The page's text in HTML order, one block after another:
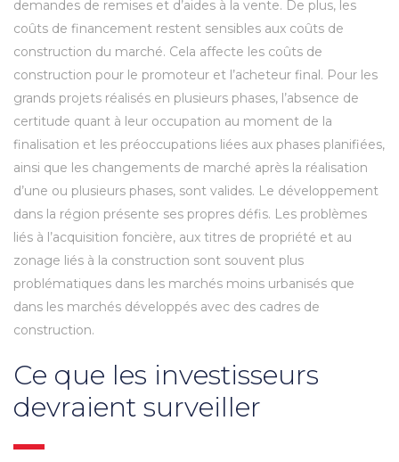
demandes de remises et d’aides à la vente. De plus, les
coûts de financement restent sensibles aux coûts de
construction du marché. Cela affecte les coûts de
construction pour le promoteur et l’acheteur final. Pour les
grands projets réalisés en plusieurs phases, l’absence de
certitude quant à leur occupation au moment de la
finalisation et les préoccupations liées aux phases planifiées,
ainsi que les changements de marché après la réalisation
d’une ou plusieurs phases, sont valides. Le développement
dans la région présente ses propres défis. Les problèmes
liés à l’acquisition foncière, aux titres de propriété et au
zonage liés à la construction sont souvent plus
problématiques dans les marchés moins urbanisés que
dans les marchés développés avec des cadres de
construction.
Ce que les investisseurs
devraient surveiller